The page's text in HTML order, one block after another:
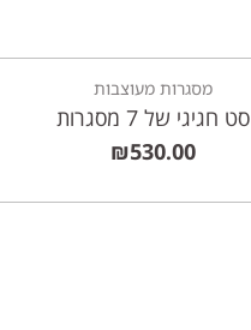
מסגרות מעוצבות
סט חגיגי של 7 מסגרות
₪530.00